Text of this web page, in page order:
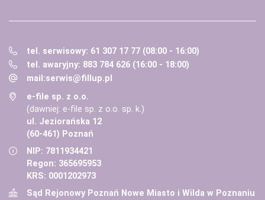
tel. serwisowy: 61 307 17 77 (08:00 - 16:00)
tel. awaryjny: 883 784 626 (16:00 - 18:00)
mail:serwis@fillup.pl
e-file sp. z o.o.
(dawniej: e-file sp. z o.o. sp. k.)
ul. Jeziorańska 12
(60-461) Poznań
NIP: 7811934421
Regon: 365695953
KRS: 0001202973
Sąd Rejonowy Poznań Nowe Miasto i Wilda w Poznaniu